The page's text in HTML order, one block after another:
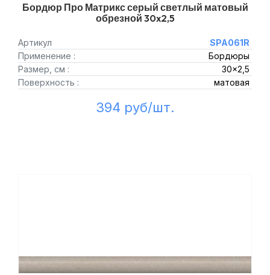
Бордюр Про Матрикс серый светлый матовый
обрезной 30x2,5
Артикул
SPA061R
Применение :
Бордюры
Размер, см :
30x2,5
Поверхность :
матовая
394 руб/шт.